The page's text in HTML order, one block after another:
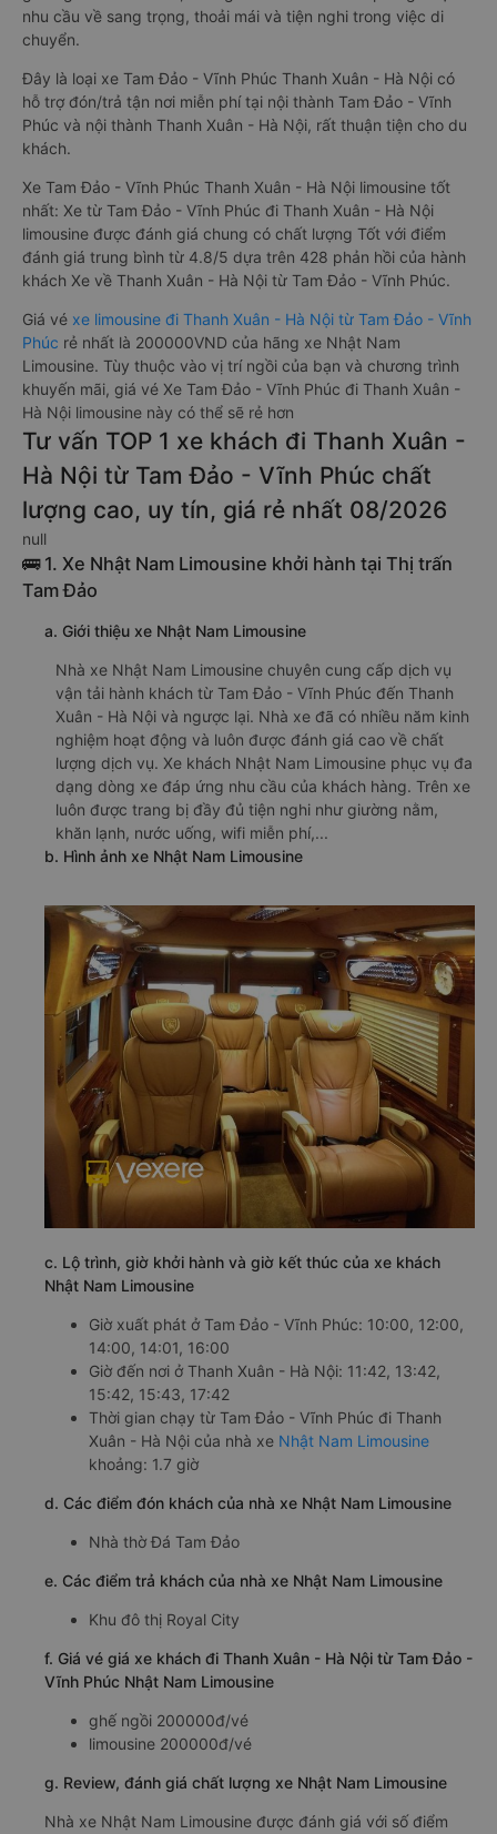
nhu cầu về sang trọng, thoải mái và tiện nghi trong việc di
chuyển.
Đây là loại xe Tam Đảo - Vĩnh Phúc Thanh Xuân - Hà Nội có
hỗ trợ đón/trả tận nơi miễn phí tại nội thành Tam Đảo - Vĩnh
Phúc và nội thành Thanh Xuân - Hà Nội, rất thuận tiện cho du
khách.
Xe Tam Đảo - Vĩnh Phúc Thanh Xuân - Hà Nội limousine tốt
nhất: Xe từ Tam Đảo - Vĩnh Phúc đi Thanh Xuân - Hà Nội
limousine được đánh giá chung có chất lượng Tốt với điểm
đánh giá trung bình từ 4.8/5 dựa trên 428 phản hồi của hành
khách Xe về Thanh Xuân - Hà Nội từ Tam Đảo - Vĩnh Phúc.
Giá vé xe limousine đi Thanh Xuân - Hà Nội từ Tam Đảo - Vĩnh
Phúc rẻ nhất là 200000VND của hãng xe Nhật Nam
Limousine. Tùy thuộc vào vị trí ngồi của bạn và chương trình
khuyến mãi, giá vé Xe Tam Đảo - Vĩnh Phúc đi Thanh Xuân -
Hà Nội limousine này có thể sẽ rẻ hơn
Tư vấn TOP 1 xe khách đi Thanh Xuân -
Hà Nội từ Tam Đảo - Vĩnh Phúc chất
lượng cao, uy tín, giá rẻ nhất 08/2026
null
🚌 1. Xe Nhật Nam Limousine khởi hành tại Thị trấn
Tam Đảo
a. Giới thiệu xe Nhật Nam Limousine
Nhà xe Nhật Nam Limousine chuyên cung cấp dịch vụ
vận tải hành khách từ Tam Đảo - Vĩnh Phúc đến Thanh
Xuân - Hà Nội và ngược lại. Nhà xe đã có nhiều năm kinh
nghiệm hoạt động và luôn được đánh giá cao về chất
lượng dịch vụ. Xe khách Nhật Nam Limousine phục vụ đa
dạng dòng xe đáp ứng nhu cầu của khách hàng. Trên xe
luôn được trang bị đầy đủ tiện nghi như giường nằm,
khăn lạnh, nước uống, wifi miễn phí,...
b. Hình ảnh xe Nhật Nam Limousine
c. Lộ trình, giờ khởi hành và giờ kết thúc của xe khách
Nhật Nam Limousine
Giờ xuất phát ở Tam Đảo - Vĩnh Phúc: 10:00, 12:00,
14:00, 14:01, 16:00
Giờ đến nơi ở Thanh Xuân - Hà Nội: 11:42, 13:42,
15:42, 15:43, 17:42
Thời gian chạy từ Tam Đảo - Vĩnh Phúc đi Thanh
Xuân - Hà Nội của nhà xe Nhật Nam Limousine
khoảng: 1.7 giờ
d. Các điểm đón khách của nhà xe Nhật Nam Limousine
Nhà thờ Đá Tam Đảo
e. Các điểm trả khách của nhà xe Nhật Nam Limousine
Khu đô thị Royal City
f. Giá vé giá xe khách đi Thanh Xuân - Hà Nội từ Tam Đảo -
Vĩnh Phúc Nhật Nam Limousine
ghế ngồi 200000đ/vé
limousine 200000đ/vé
g. Review, đánh giá chất lượng xe Nhật Nam Limousine
Nhà xe Nhật Nam Limousine được đánh giá với số điểm